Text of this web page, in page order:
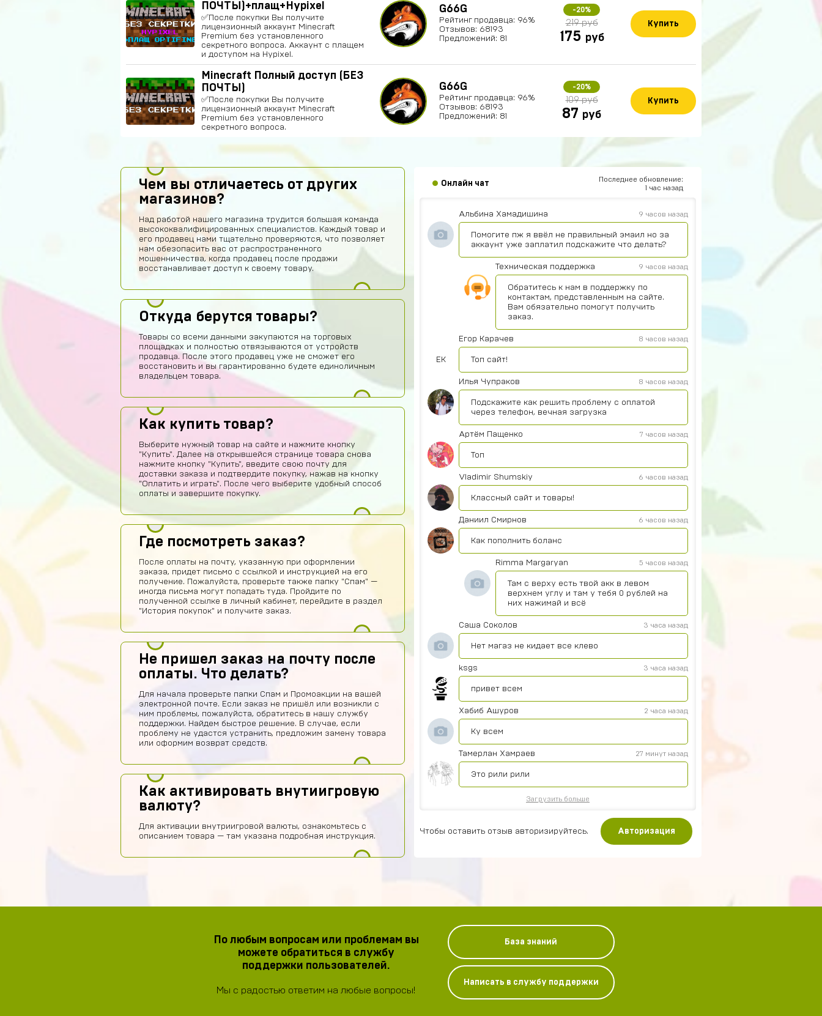
ПОЧТЫ)+плащ+Hypixel
✅После покупки Вы получите
лицензионный аккаунт Minecraft
Premium без установленного
секретного вопроса. Аккаунт с плащем
и доступом на Hypixel.
G66G
Рейтинг продавца: 96%
Отзывов: 68193
Предложений: 81
-20%
219 руб
175 руб
Купить
Minecraft Полный доступ (БЕЗ
ПОЧТЫ)
✅После покупки Вы получите
лицензионный аккаунт Minecraft
Premium без установленного
секретного вопроса.
G66G
Рейтинг продавца: 96%
Отзывов: 68193
Предложений: 81
-20%
109 руб
87 руб
Купить
Чем вы отличаетесь от других
магазинов?
Над работой нашего магазина трудится большая команда
высококвалифицированных специалистов. Каждый товар и
его продавец нами тщательно проверяются, что позволяет
нам обезопасить вас от распространенного
мошенничества, когда продавец после продажи
восстанавливает доступ к своему товару.
Откуда берутся товары?
Товары со всеми данными закупаются на торговых
площадках и полностью отвязываются от устройств
продавца. После этого продавец уже не сможет его
восстановить и вы гарантированно будете единоличным
владельцем товара.
Как купить товар?
Выберите нужный товар на сайте и нажмите кнопку
"Купить". Далее на открывшейся странице товара снова
нажмите кнопку "Купить", введите свою почту для
доставки заказа и подтвердите покупку, нажав на кнопку
"Оплатить и играть". После чего выберите удобный способ
оплаты и завершите покупку.
Где посмотреть заказ?
После оплаты на почту, указанную при оформлении
заказа, придет письмо с ссылкой и инструкцией на его
получение. Пожалуйста, проверьте также папку "Спам" —
иногда письма могут попадать туда. Пройдите по
полученной ссылке в личный кабинет, перейдите в раздел
"История покупок" и получите заказ.
Не пришел заказ на почту после
оплаты. Что делать?
Для начала проверьте папки Спам и Промоакции на вашей
электронной почте. Если заказ не пришёл или возникли с
ним проблемы, пожалуйста, обратитесь в нашу службу
поддержки. Найдем быстрое решение. В случае, если
проблему не удастся устранить, предложим замену товара
или оформим возврат средств.
Как активировать внутиигровую
валюту?
Для активации внутриигровой валюты, ознакомьтесь с
описанием товара — там указана подробная инструкция.
Онлайн чат
Последнее обновление:
1 час назад
Макс Коробков
нормальном а не на дешманском лол
Антон Трофимов
крута
Альбина Хамадишина 9 часов назад
Помогите пж я ввёл не правильный эмаил но за
аккаунт уже заплатил подскажите что делать?
Техническая поддержка 9 часов назад
Обратитесь к нам в поддержку по
контактам, представленным на сайте.
Вам обязательно помогут получить
заказ.
ЕК
Егор Карачев 8 часов назад
Топ сайт!
Илья Чупраков 8 часов назад
Подскажите как решить проблему с оплатой
через телефон, вечная загрузка
Артём Пащенко 7 часов назад
Топ
Vladimir Shumskiy 6 часов назад
Классный сайт и товары!
Даниил Смирнов 6 часов назад
Как пополнить боланс
Rimma Margaryan 5 часов назад
Там с верху есть твой акк в левом
верхнем углу и там у тебя 0 рублей на
них нажимай и всё
Саша Соколов 3 часа назад
Нет магаз не кидает все клево
ksgs 3 часа назад
привет всем
Хабиб Ашуров 2 часа назад
Ку всем
Тамерлан Хамраев 27 минут назад
Это рили рили
Загрузить больше
Чтобы оставить отзыв авторизируйтесь. Авторизация
По любым вопросам или проблемам вы
можете обратиться в службу
поддержки пользователей.
Мы с радостью ответим на любые вопросы!
База знаний
Написать в службу поддержки